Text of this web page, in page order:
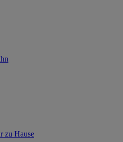
zu Hause